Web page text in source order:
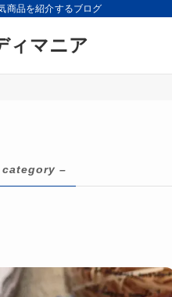
商品を紹介するブログ
ィマニア
category –